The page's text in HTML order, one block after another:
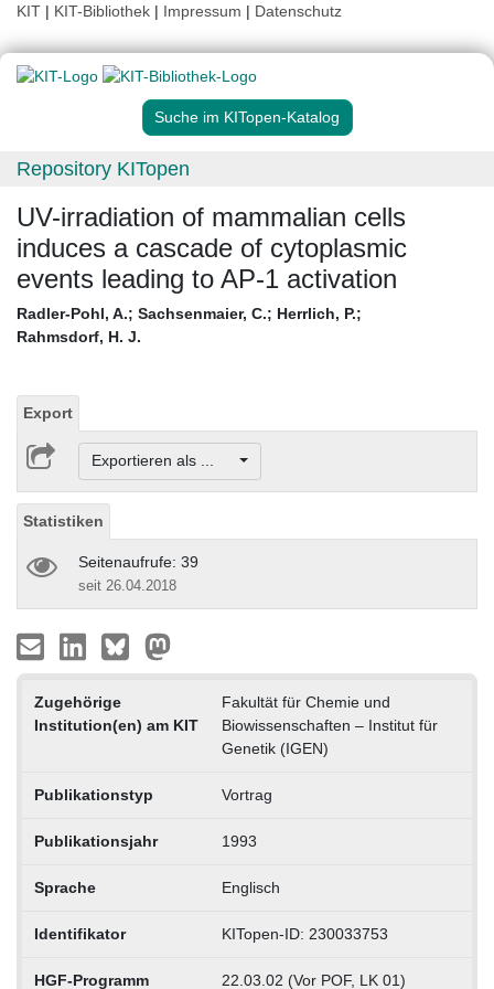
KIT | KIT-Bibliothek | Impressum | Datenschutz
Suche im KITopen-Katalog
Repository KITopen
UV-irradiation of mammalian cells
induces a cascade of cytoplasmic
events leading to AP-1 activation
Radler-Pohl, A.; Sachsenmaier, C.; Herrlich, P.;
Rahmsdorf, H. J.
Export
Exportieren als ...
Statistiken
Seitenaufrufe: 39
seit 26.04.2018
Zugehörige
Institution(en) am KIT
Fakultät für Chemie und
Biowissenschaften – Institut für
Genetik (IGEN)
Publikationstyp Vortrag
Publikationsjahr 1993
Sprache Englisch
Identifikator KITopen-ID: 230033753
HGF-Programm 22.03.02 (Vor POF, LK 01)